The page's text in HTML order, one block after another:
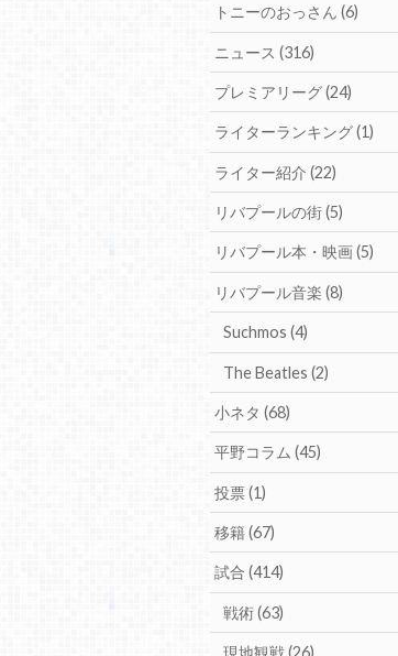
トニーのおっさん(6)
ニュース(316)
プレミアリーグ(24)
ライターランキング(1)
ライター紹介(22)
リバプールの街(5)
リバプール本・映画(5)
リバプール音楽(8)
Suchmos (4)
The Beatles (2)
小ネタ(68)
平野コラム(45)
投票(1)
移籍(67)
試合(414)
戦術(63)